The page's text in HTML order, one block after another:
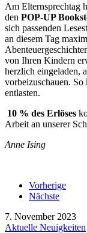
Am Elternsprechtag
den POP-UP
sich passenden
an diesem Tag
von Ihren Kindern
herzlich eingeladen,
vorbeizuschauen.
entlasten.
10 % des Erlöses
Arbeit an unserer
Anne Ising
Vorherige
Nächste
7. November 2023
Aktuelle Neuigkeiten